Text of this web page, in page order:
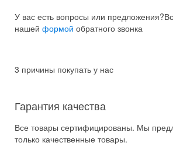
У вас есть вопросы или предложения?
нашей формой обратного звонка
3 причины покупать у нас
Гарантия качества
Все товары сертифицированы. Мы
только качественные товары.